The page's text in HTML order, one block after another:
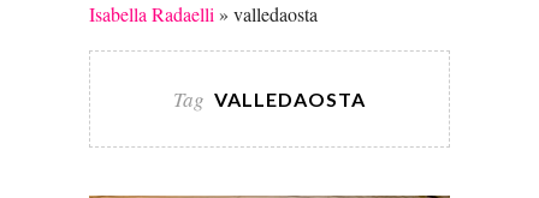
Isabella Radaelli » valledaosta
Tag VALLEDAOSTA